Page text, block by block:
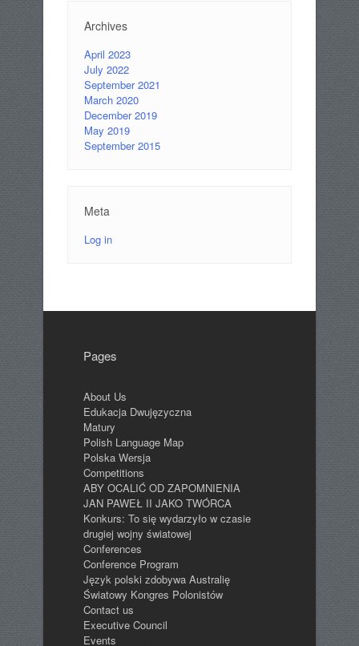
Archives
April 2023
July 2022
September 2021
March 2020
December 2019
May 2019
September 2015
Meta
Log in
Pages
About Us
Edukacja Dwujęzyczna
Matury
Polish Language Map
Polska Wersja
Competitions
ABY OCALIĆ OD ZAPOMNIENIA
JAN PAWEŁ II JAKO TWÓRCA
Konkurs: To się wydarzyło w czasie
drugiej wojny światowej
Conferences
Conference Program
Język polski zdobywa Australię
Światowy Kongres Polonistów
Contact us
Executive Council
Events